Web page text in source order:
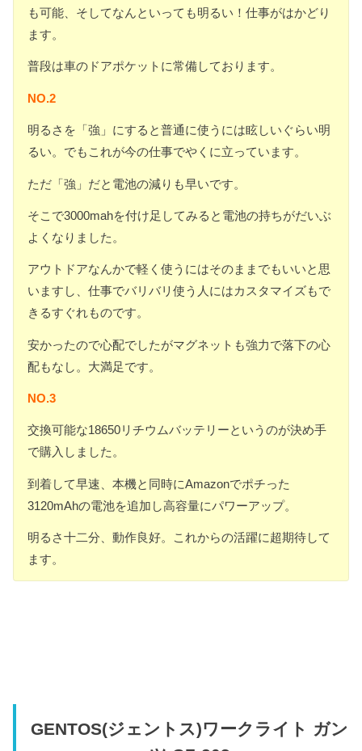
も可能、そしてなんといっても明るい！仕事がはかどり
ます。
普段は車のドアポケットに常備しております。
NO.2
明るさを「強」にすると普通に使うには眩しいぐらい明
るい。でもこれが今の仕事でやくに立っています。
ただ「強」だと電池の減りも早いです。
そこで3000mahを付け足してみると電池の持ちがだいぶ
よくなりました。
アウトドアなんかで軽く使うにはそのままでもいいと思
いますし、仕事でバリバリ使う人にはカスタマイズもで
きるすぐれものです。
安かったので心配でしたがマグネットも強力で落下の心
配もなし。大満足です。
NO.3
交換可能な18650リチウムバッテリーというのが決め手
で購入しました。
到着して早速、本機と同時にAmazonでポチった
3120mAhの電池を追加し高容量にパワーアップ。
明るさ十二分、動作良好。これからの活躍に超期待して
ます。
GENTOS(ジェントス)ワークライト ガン